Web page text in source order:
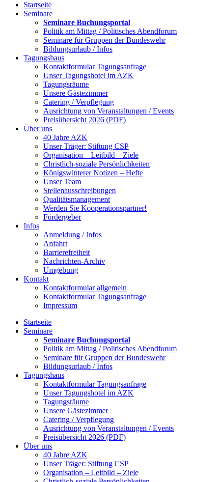
Startseite
Seminare
Seminare Buchungsportal
Politik am Mittag / Politisches Abendforum
Seminare für Gruppen der Bundeswehr
Bildungsurlaub / Infos
Tagungshaus
Kontaktformular Tagungsanfrage
Unser Tagungshotel im AZK
Tagungsräume
Unsere Gästezimmer
Catering / Verpflegung
Ausrichtung von Veranstaltungen / Events
Preisübersicht 2026 (PDF)
Über uns
40 Jahre AZK
Unser Träger: Stiftung CSP
Organisation – Leitbild – Ziele
Christlich-soziale Persönlichkeiten
Königswinterer Notizen – Hefte
Unser Team
Stellenausschreibungen
Qualitätsmanagement
Werden Sie Kooperationspartner!
Fördergeber
Infos
Anmeldung / Infos
Anfahrt
Barrierefreiheit
Nachrichten-Archiv
Umgebung
Kontakt
Kontaktformular allgemein
Kontaktformular Tagungsanfrage
Impressum
Startseite
Seminare
Seminare Buchungsportal
Politik am Mittag / Politisches Abendforum
Seminare für Gruppen der Bundeswehr
Bildungsurlaub / Infos
Tagungshaus
Kontaktformular Tagungsanfrage
Unser Tagungshotel im AZK
Tagungsräume
Unsere Gästezimmer
Catering / Verpflegung
Ausrichtung von Veranstaltungen / Events
Preisübersicht 2026 (PDF)
Über uns
40 Jahre AZK
Unser Träger: Stiftung CSP
Organisation – Leitbild – Ziele